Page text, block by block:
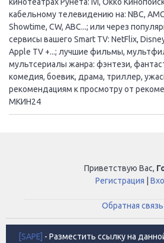
кабельному телевидению на: NBC,
Showtime, CW, ABC...; или через
сервисы вашего Smart TV: NetFlix,
Apple TV +...; лучшие фильмы,
мультсериалы жанра: фэнтези,
комедия, боевик, драма, триллер,
рекомендациям к просмотру от
МКИН24
Приветствую Вас,
Регистрация
Обратная связь
[SAPE] - Разместить ссылку на